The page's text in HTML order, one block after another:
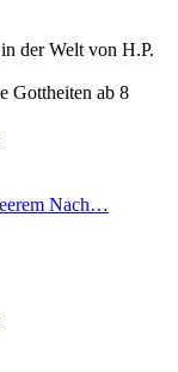
der Welt von H.P.
Gottheiten ab 8
Nach…